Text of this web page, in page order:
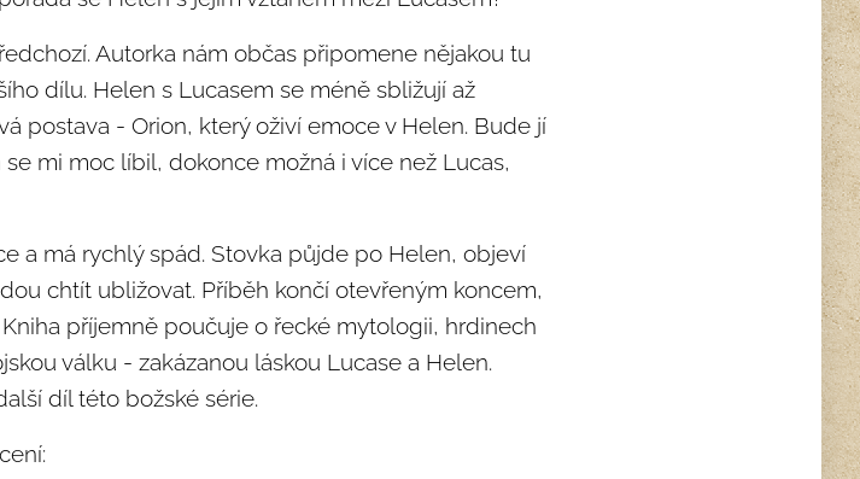
Autorka nám občas připomene nějakou tu
dílu. Helen s Lucasem se méně sbližují až
postava - Orion, který oživí emoce v Helen. Bude jí
mi moc líbil, dokonce možná i více než Lucas,
a má rychlý spád. Stovka půjde po Helen, objeví
chtít ubližovat. Příběh končí otevřeným koncem,
příjemně poučuje o řecké mytologii, hrdinech
válku - zakázanou láskou Lucase a Helen.
díl této božské série.
⭐⭐⭐⭐⭐